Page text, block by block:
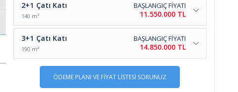
2+1 Çatı Katı
140 m²
BAŞLANGIÇ FİYATI
11.550.000 TL
3+1 Çatı Katı
190 m²
BAŞLANGIÇ FİYATI
14.850.000 TL
ÖDEME PLANI VE FİYAT LİSTESİ SORUNUZ